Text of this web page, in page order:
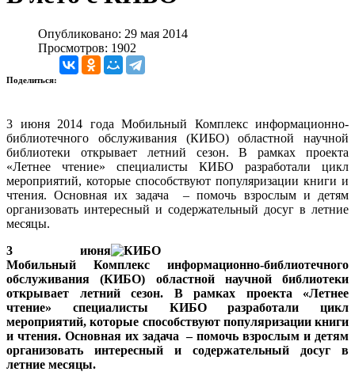
Опубликовано: 29 мая 2014
Просмотров: 1902
Поделиться:
3 июня 2014 года Мобильный Комплекс информационно-
библиотечного обслуживания (КИБО) областной научной
библиотеки открывает летний сезон. В рамках проекта
«Летнее чтение» специалисты КИБО разработали цикл
мероприятий, которые способствуют популяризации книги и
чтения. Основная их задача – помочь взрослым и детям
организовать интересный и содержательный досуг в летние
месяцы.
3 июня
Мобильный Комплекс информационно-библиотечного
обслуживания (КИБО) областной научной библиотеки
открывает летний сезон. В рамках проекта «Летнее
чтение» специалисты КИБО разработали цикл
мероприятий, которые способствуют популяризации книги
и чтения. Основная их задача – помочь взрослым и детям
организовать интересный и содержательный досуг в
летние месяцы.